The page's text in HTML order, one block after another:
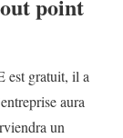
point
est gratuit, il a
aura
un